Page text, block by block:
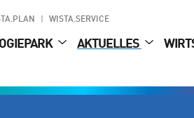
WISTA.SERVICE
AKTUELLES